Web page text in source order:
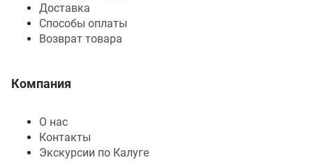
Доставка
Способы оплаты
Возврат товара
Компания
О нас
Контакты
Экскурсии по Калуге